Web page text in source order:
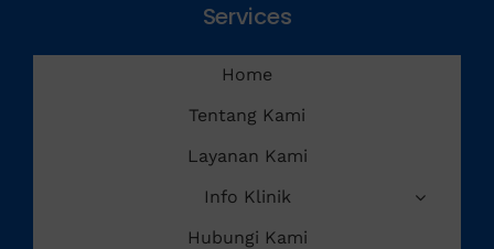
Services
Home
Tentang Kami
Layanan Kami
Info Klinik
Hubungi Kami